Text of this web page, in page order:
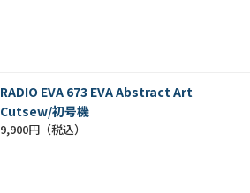
RADIO EVA 673 EVA Abstract Art
Cutsew/初号機
9,900円